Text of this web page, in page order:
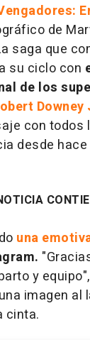
de
saga que
su ciclo con
de los
Downey
con todos
desde
una
y
imagen al
cinta.